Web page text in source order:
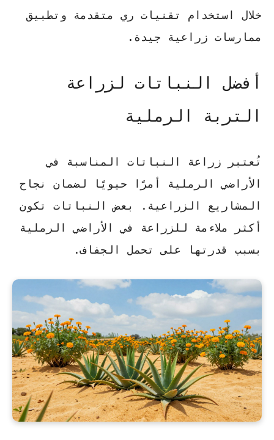
خلال استخدام تقنيات ري متقدمة وتطبيق
ممارسات زراعية جيدة.
أفضل النباتات لزراعة
التربة الرملية
تُعتبر زراعة النباتات المناسبة في
الأراضي الرملية أمرًا حيويًا لضمان نجاح
المشاريع الزراعية. بعض النباتات تكون
أكثر ملاءمة للزراعة في الأراضي الرملية
بسبب قدرتها على تحمل الجفاف.